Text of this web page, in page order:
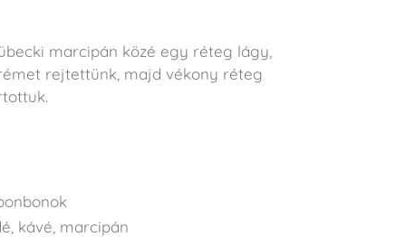
marcipán közé egy réteg lágy,
rejtettünk, majd vékony réteg
kávé marcipán